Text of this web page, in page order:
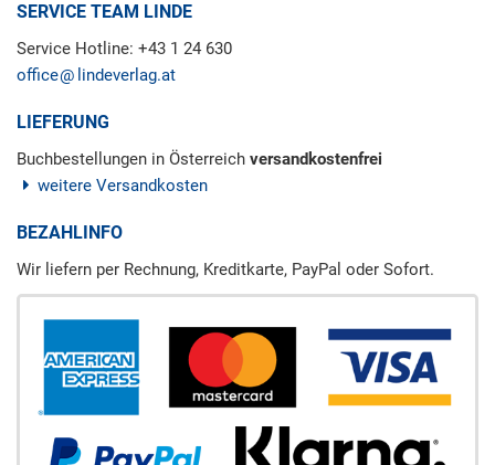
SERVICE TEAM LINDE
Service Hotline: +43 1 24 630
office
lindeverlag.at
LIEFERUNG
Buchbestellungen in Österreich versandkostenfrei
weitere Versandkosten
BEZAHLINFO
Wir liefern per Rechnung, Kreditkarte, PayPal oder Sofort.